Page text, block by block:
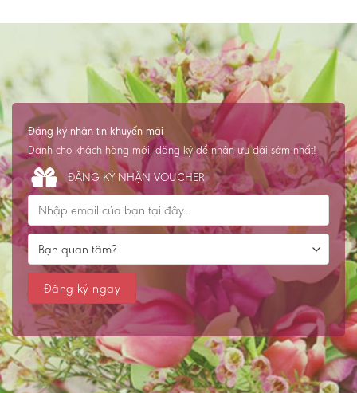
Đăng ký nhận tin khuyến mãi
Dành cho khách hàng mới, đăng ký để nhận ưu đãi sớm nhất!
ĐĂNG KÝ NHẬN VOUCHER